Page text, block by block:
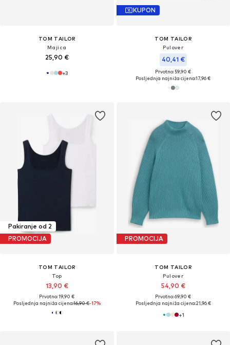
TOM TAILOR
Majica
25,90 €
+3
KUPON
TOM TAILOR
Pulover
40,41 €
Prvotno: 59,90 €
Posljednja najniža cijena:17,96 €
Pakiranje od 2
PROMOCIJA
TOM TAILOR
Top
13,90 €
Prvotno: 19,90 €
Posljednja najniža cijena:16,90 €-17%
PROMOCIJA
TOM TAILOR
Pulover
54,90 €
Prvotno: 69,90 €
Posljednja najniža cijena:21,96 €
+1